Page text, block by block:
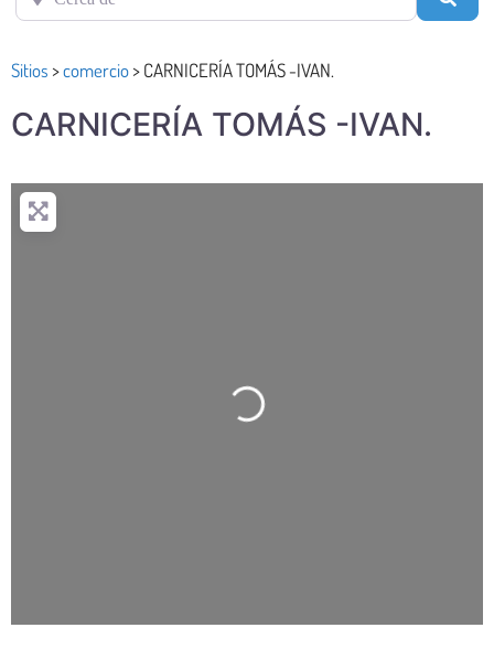
Sitios >comercio>CARNICERÍA TOMÁS -IVAN.
CARNICERÍA TOMÁS -IVAN.